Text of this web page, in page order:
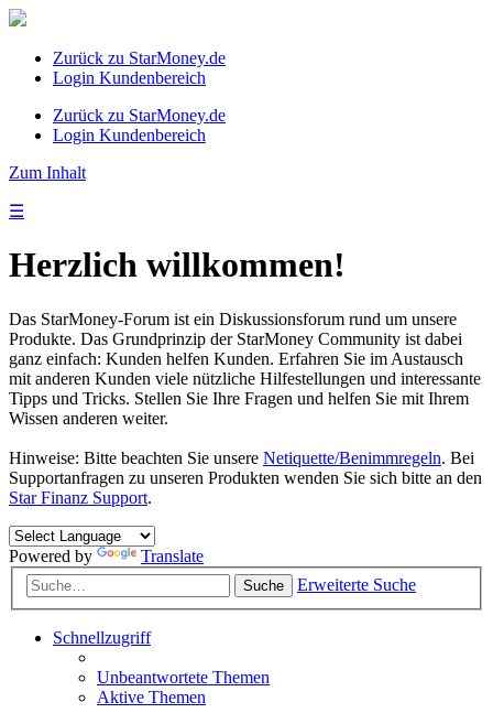
Zurück zu StarMoney.de
Login Kundenbereich
Zurück zu StarMoney.de
Login Kundenbereich
Zum Inhalt
☰
Herzlich willkommen!
Das StarMoney-Forum ist ein Diskussionsforum rund um unsere
Produkte. Das Grundprinzip der StarMoney Community ist dabei
ganz einfach: Kunden helfen Kunden. Erfahren Sie im Austausch
mit anderen Kunden viele nützliche Hilfestellungen und interessante
Tipps und Tricks. Stellen Sie Ihre Fragen und helfen Sie mit Ihrem
Wissen anderen weiter.
Hinweise: Bitte beachten Sie unsere Netiquette/Benimmregeln. Bei
Supportanfragen zu unseren Produkten wenden Sie sich bitte an den
Star Finanz Support.
Powered by Translate
Suche Erweiterte Suche
Schnellzugriff
Unbeantwortete Themen
Aktive Themen